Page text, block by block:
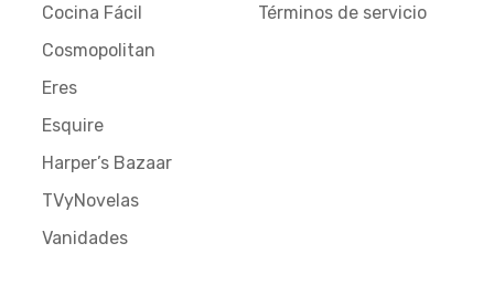
Cocina Fácil
Cosmopolitan
Eres
Esquire
Harper’s Bazaar
TVyNovelas
Vanidades
Términos de servicio